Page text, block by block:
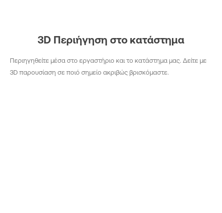
3D Περιήγηση στο κατάστημα
Περιηγηθείτε μέσα στο εργαστήριο και το κατάστημα μας. Δείτε με
3D παρουσίαση σε ποιό σημείο ακριβώς βρισκόμαστε.